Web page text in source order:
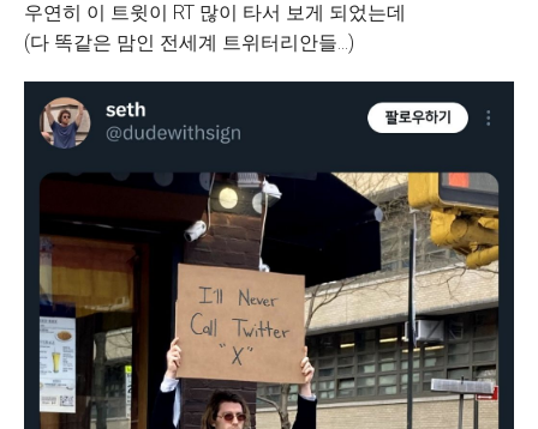
우연히 이 트윗이 RT 많이 타서 보게 되었는데
(다 똑같은 맘인 전세계 트위터리안들...)